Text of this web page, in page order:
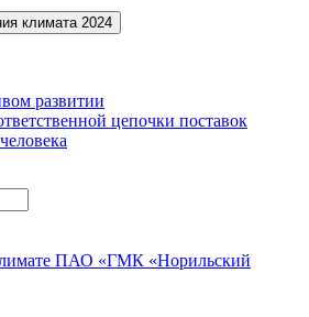
климата 2024
развитии
цепочки поставок
ПАО «ГМК «Норильский